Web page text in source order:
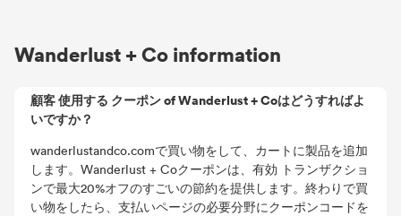
Wanderlust + Co information
顧客 使用する クーポン of Wanderlust + Coはどうすればよ
いですか？
wanderlustandco.comで買い物をして、カートに製品を追加
します。Wanderlust + Coクーポンは、有効 トランザクショ
ンで最大20%オフのすごいの節約を提供します。終わりで買
い物をしたら、支払いページの必要分野にクーポンコードを